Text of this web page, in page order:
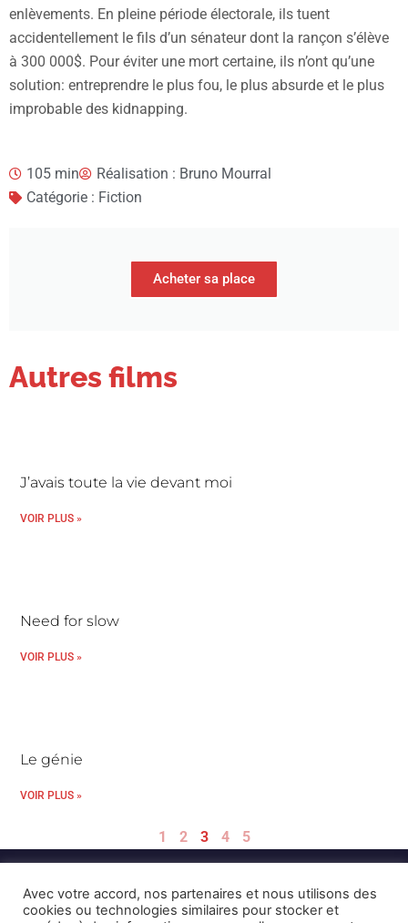
enlèvements. En pleine période électorale, ils tuent
accidentellement le fils d’un sénateur dont la rançon s’élève
à 300 000$. Pour éviter une mort certaine, ils n’ont qu’une
solution: entreprendre le plus fou, le plus absurde et le plus
improbable des kidnapping.
105 min
Réalisation : Bruno Mourral
Catégorie : Fiction
Acheter sa place
Autres films
J’avais toute la vie devant moi
VOIR PLUS »
Need for slow
VOIR PLUS »
Le génie
VOIR PLUS »
1 2 3 4 5
Avec votre accord, nos partenaires et nous utilisons des
cookies ou technologies similaires pour stocker et